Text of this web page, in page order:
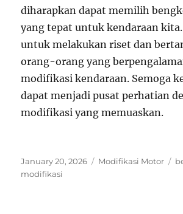
diharapkan dapat memilih
yang tepat untuk kendaraan
untuk melakukan riset dan
orang-orang yang
modifikasi kendaraan. Semoga
dapat menjadi pusat perhatian
modifikasi yang memuaskan.
Posted
on
January 20, 2026 Categories
Modifikasi Motor
modifikasi